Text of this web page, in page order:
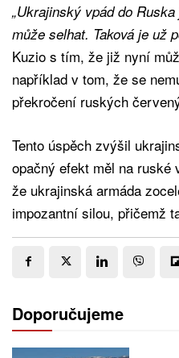
„Ukrajinský vpád do
může selhat. Taková je už
Kuzio s tím, že již nyní
například v tom, že se
překročení ruských
Tento úspěch zvýšil
opačný efekt měl na
že ukrajinská armáda
impozantní silou, přičemž
Doporučujeme